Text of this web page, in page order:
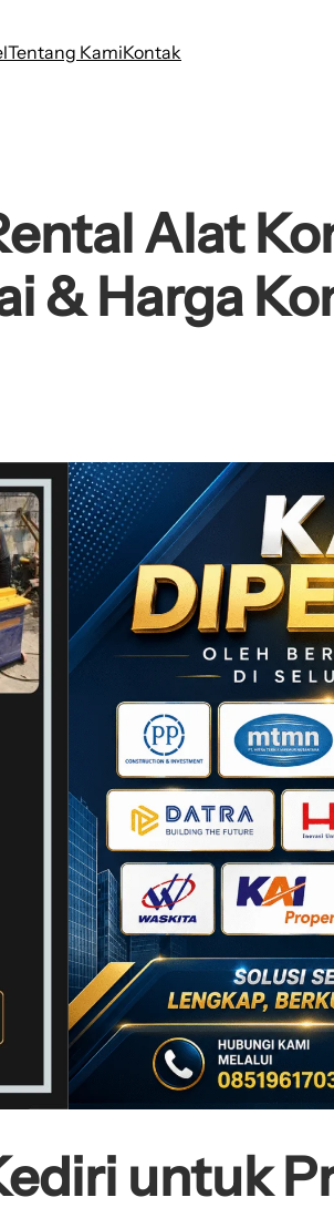
Tentang KamiKontak
Alat
& Harga
untuk